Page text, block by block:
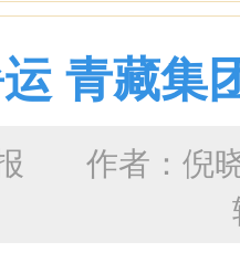
青藏集
报 作者：倪